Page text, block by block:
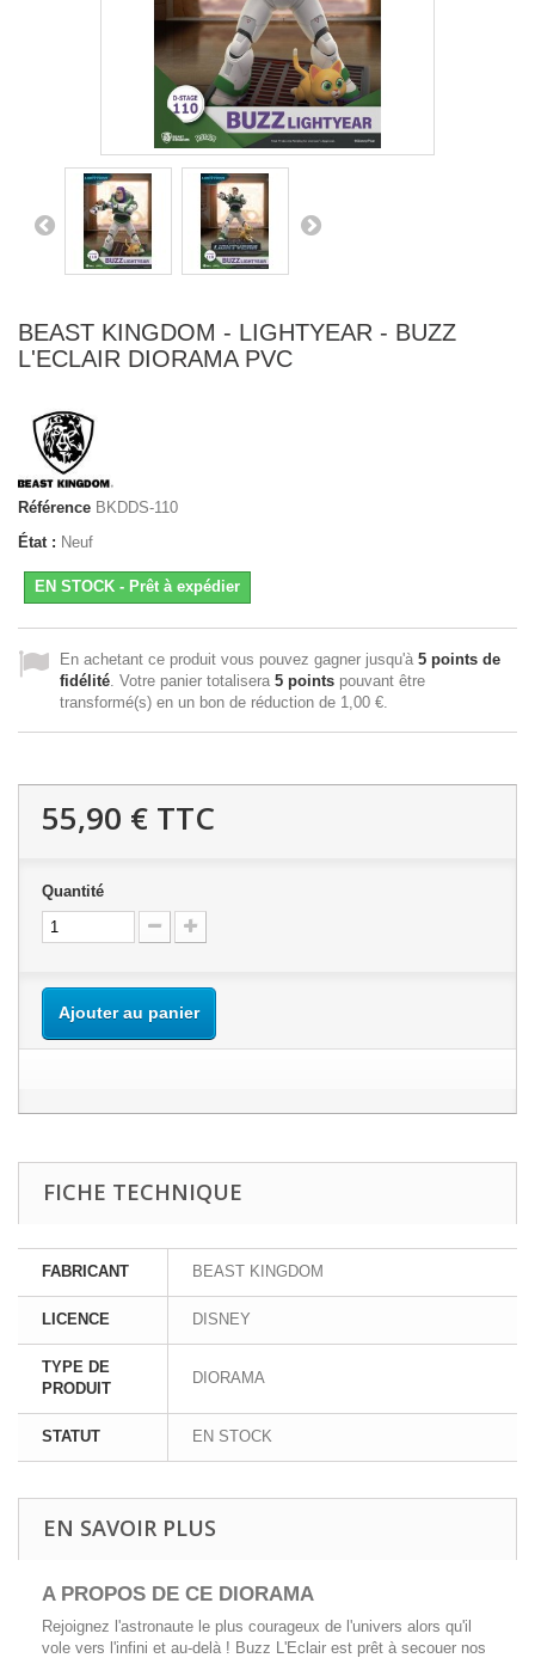
BEAST KINGDOM - LIGHTYEAR - BUZZ
L'ECLAIR DIORAMA PVC
Référence BKDDS-110
État : Neuf
EN STOCK - Prêt à expédier
En achetant ce produit vous pouvez gagner jusqu'à 5 points de
fidélité . Votre panier totalisera 5 points pouvant être
transformé(s) en un bon de réduction de 1,00 €
55,90 € TTC
Quantité
Ajouter au panier
FICHE TECHNIQUE
FABRICANT BEAST KINGDOM
LICENCE DISNEY
TYPE DE
PRODUIT
DIORAMA
STATUT EN STOCK
EN SAVOIR PLUS
A PROPOS DE CE DIORAMA
Rejoignez l'astronaute le plus courageux de l'univers alors qu'il
vole vers l'infini et au-delà ! Buzz L'Eclair est prêt à secouer nos